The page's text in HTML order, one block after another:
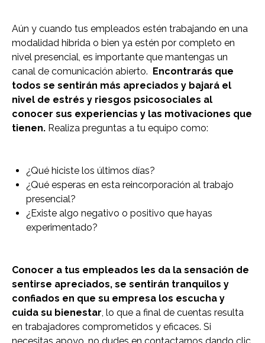
Aún y cuando tus empleados estén trabajando en una
modalidad hibrida o bien ya estén por completo en
nivel presencial, es importante que mantengas un
canal de comunicación abierto. Encontrarás que
todos se sentirán más apreciados y bajará el
nivel de estrés y riesgos psicosociales al
conocer sus experiencias y las motivaciones que
tienen. Realiza preguntas a tu equipo como:
¿Qué hiciste los últimos días?
¿Qué esperas en esta reincorporación al trabajo
presencial?
¿Existe algo negativo o positivo que hayas
experimentado?
Conocer a tus empleados les da la sensación de
sentirse apreciados, se sentirán tranquilos y
confiados en que su empresa los escucha y
cuida su bienestar, lo que a final de cuentas resulta
en trabajadores comprometidos y eficaces. Si